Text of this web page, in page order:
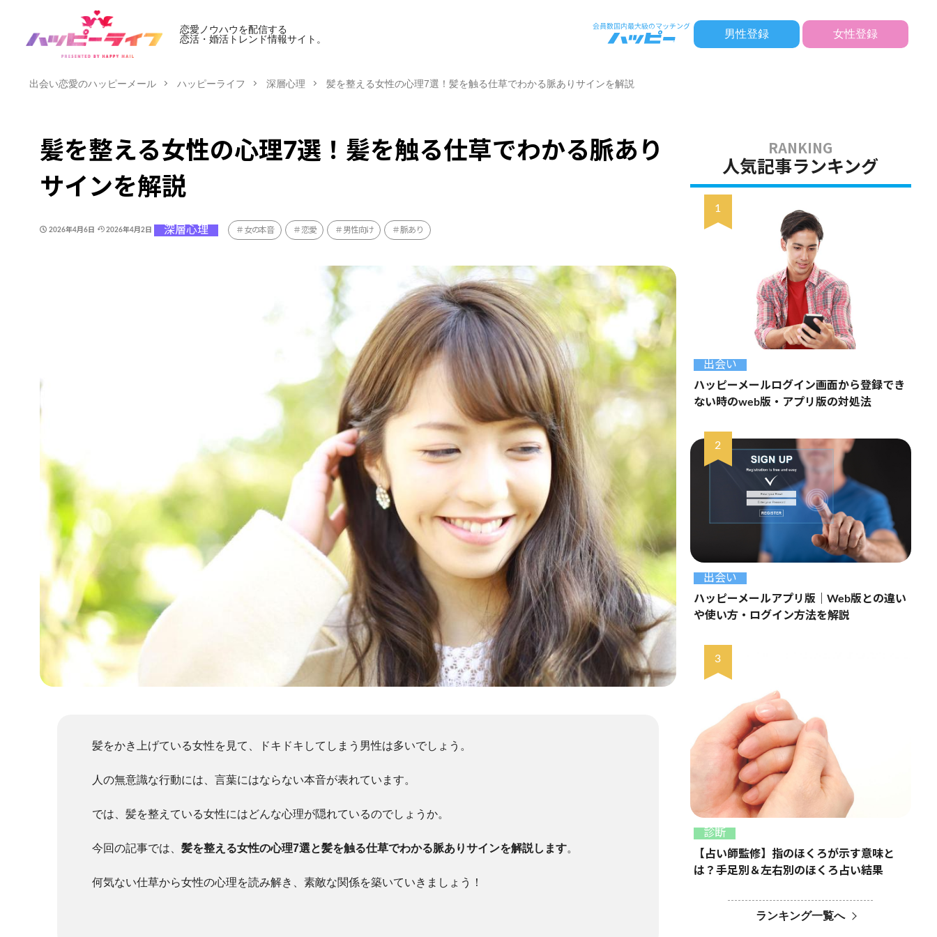
恋愛ノウハウを配信する
恋活・婚活トレンド情報サイト。
男性登録 女性登録
出会い恋愛のハッピーメール ハッピーライフ 深層心理 髪を整える女性の心理7選！髪を触る仕草でわかる脈ありサインを解説
髪を整える女性の心理7選！髪を触る仕草でわかる脈あり
サインを解説
2026年4月6日 2026年4月2日 深層心理 女の本音 恋愛 男性向け 脈あり
髪をかき上げている女性を見て、ドキドキしてしまう男性は多いでしょう。
人の無意識な行動には、言葉にはならない本音が表れています。
では、髪を整えている女性にはどんな心理が隠れているのでしょうか。
今回の記事では、 髪を整える女性の心理7選と髪を触る仕草でわかる脈ありサインを解説します。
何気ない仕草から女性の心理を読み解き、素敵な関係を築いていきましょう！
人気記事ランキング
出会い
ハッピーメールログイン画面から登録でき
ない時のweb版・アプリ版の対処法
出会い
ハッピーメールアプリ版｜Web版との違い
や使い方・ログイン方法を解説
診断
【占い師監修】指のほくろが示す意味と
は？手足別＆左右別のほくろ占い結果
ランキング一覧へ